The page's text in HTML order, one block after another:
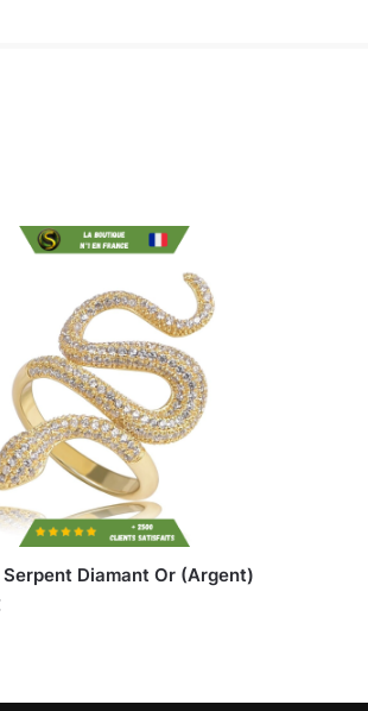
Serpent Diamant Or (Argent)